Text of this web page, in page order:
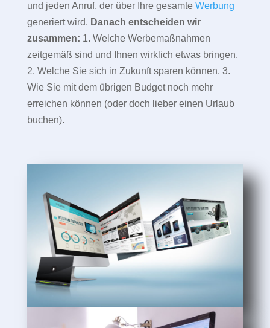
und jeden Anruf, der über Ihre gesamte Werbung
generiert wird. Danach entscheiden wir
zusammen: 1. Welche Werbemaßnahmen
zeitgemäß sind und Ihnen wirklich etwas bringen.
2. Welche Sie sich in Zukunft sparen können. 3.
Wie Sie mit dem übrigen Budget noch mehr
erreichen können (oder doch lieber einen Urlaub
buchen).